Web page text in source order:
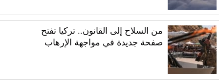
من السلاح إلى القانون.. تركيا تفتح
صفحة جديدة في مواجهة الإرهاب